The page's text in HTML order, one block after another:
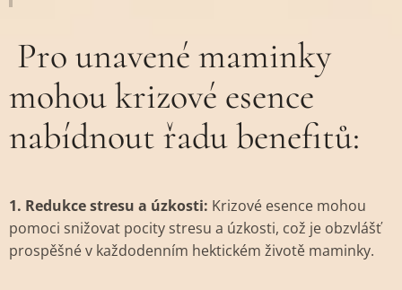
Pro unavené maminky
mohou krizové esence
nabídnout řadu benefitů:
1. Redukce stresu a úzkosti: Krizové esence mohou
pomoci snižovat pocity stresu a úzkosti, což je obzvlášť
prospěšné v každodenním hektickém životě maminky.